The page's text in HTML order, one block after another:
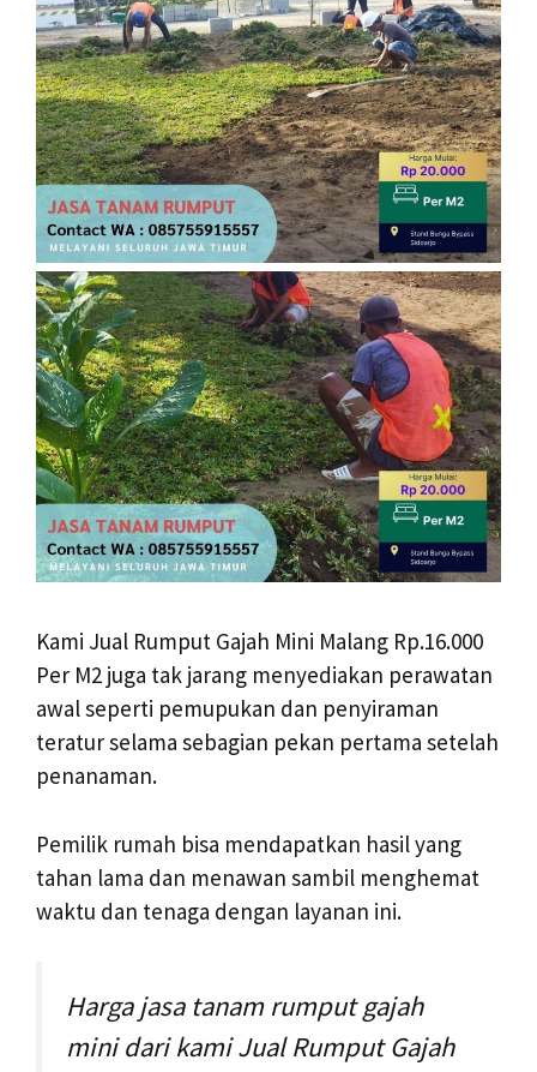
Kami Jual Rumput Gajah Mini Malang Rp.16.000
Per M2 juga tak jarang menyediakan perawatan
awal seperti pemupukan dan penyiraman
teratur selama sebagian pekan pertama setelah
penanaman.
Pemilik rumah bisa mendapatkan hasil yang
tahan lama dan menawan sambil menghemat
waktu dan tenaga dengan layanan ini.
Harga jasa tanam rumput gajah
mini dari kami Jual Rumput Gajah